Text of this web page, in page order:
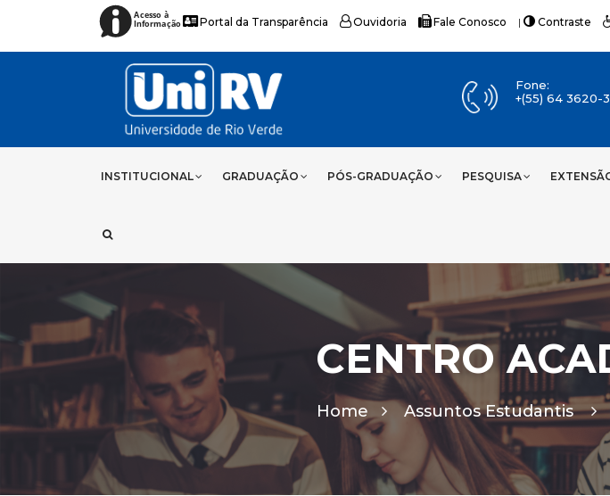
Acesso à
Informação Portal da Transparência Ouvidoria Fale Conosco | Contraste
Fone:
+(55) 64 3620-
INSTITUCIONAL GRADUAÇÃO PÓS-GRADUAÇÃO PESQUISA
CENTRO
Home Assuntos Estudantis